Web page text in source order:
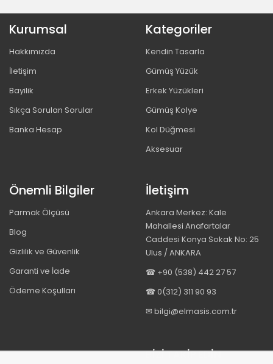
Kurumsal
Hakkımızda
İletişim
Bayilik
Sıkça Sorulan Sorular
Banka Hesap
Kategoriler
Kendin Tasarla
Gümüş Yüzük
Erkek Yüzükleri
Gümüş Kolye
Kol Düğmesi
Aksesuar
Önemli Bilgiler
Parmak Ölçüsü
Blog
Gizlilik ve Güvenlik
Garanti ve İade
Ödeme Koşulları
İletişim
Ankara Merkez: Kale
Mahallesi Anafartalar
Caddesi Konya Sokak No: 25
Ulus / ANKARA
☎ +90 (538) 442 27 57
☎ 0(312) 311 90 93
✉ bilgi@elmasis.com.tr
BIZI TAKIP EDIN